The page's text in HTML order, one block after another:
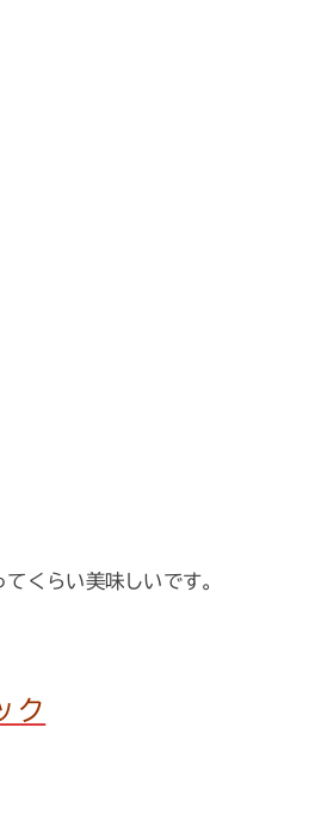
くらい美味しいです。
ク